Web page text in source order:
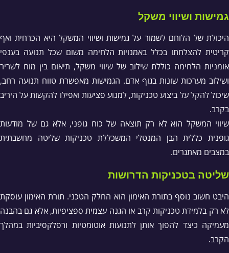
גמישות ושיווי משקל
היכולת של הלוחם לשמור על גמישות ושיווי המשקל היא הכרחית ואף
קריטית להצלחתו בכלל באמנויות הלחימה משום שכל תנועה בענפי
אומניות הלחימה כוללת שילוב של שיווי משקל, תיאום בין מוח לשריר
ושילוב מערכות שונות בגוף אדם. הגמישות מאפשרת טווח תנועה רחב,
שיכול להקל על ביצוע טכניקות, למנוע פציעות ואפילו להקשות על היריב
בקרב.
שיווי המשקל הוא לא רק תוצאה של כוח גופני, אלא גם של מודעות
גופנית כללית הבן המנטלי המשכללת טכניקות שליטה מחשבתית
במצבים מאתגרים.
שליטה בטכניקות הדרושות
היבט חשוב נוסף בתורת האימון הוא החלק הטכני. תורת האימון עוסקת
לא רק בלמידת טכניקות קרב או הגנה עצמית ספציפיות, אלא גם בהבנה
מעמיקה כיצד להפוך אותן לתנועות אוטומטיות ורפלקסיביות במהלך
הקרב.